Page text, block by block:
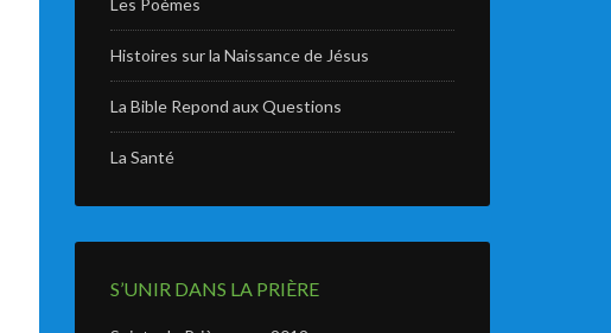
Les Poèmes
Histoires sur la Naissance de Jésus
La Bible Repond aux Questions
La Santé
S’UNIR DANS LA PRIÈRE